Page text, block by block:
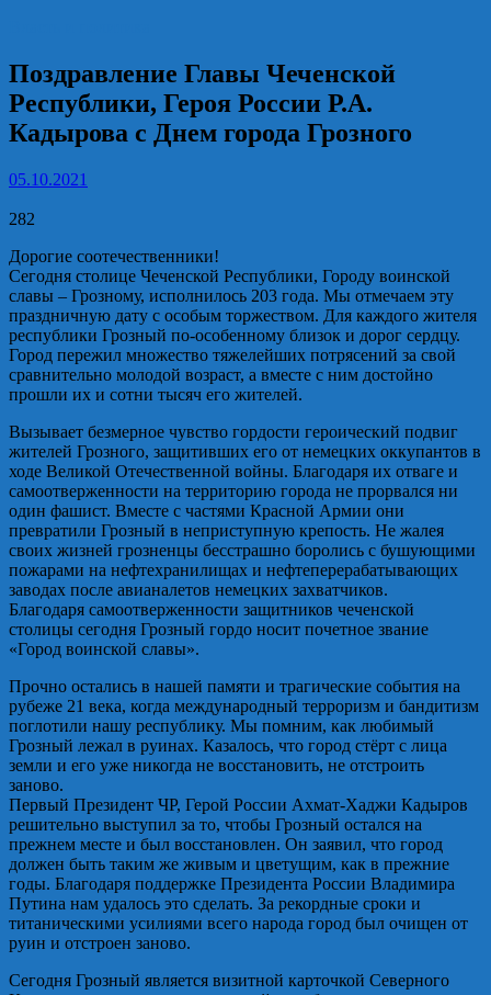
Поздравление Главы Чеченской
Республики, Героя России Р.А.
Кадырова с Днем города Грозного
05.10.2021
282
Дорогие соотечественники!
Сегодня столице Чеченской Республики, Городу воинской
славы – Грозному, исполнилось 203 года. Мы отмечаем эту
праздничную дату с особым торжеством. Для каждого жителя
республики Грозный по-особенному близок и дорог сердцу.
Город пережил множество тяжелейших потрясений за свой
сравнительно молодой возраст, а вместе с ним достойно
прошли их и сотни тысяч его жителей.
Вызывает безмерное чувство гордости героический подвиг
жителей Грозного, защитивших его от немецких оккупантов в
ходе Великой Отечественной войны. Благодаря их отваге и
самоотверженности на территорию города не прорвался ни
один фашист. Вместе с частями Красной Армии они
превратили Грозный в неприступную крепость. Не жалея
своих жизней грозненцы бесстрашно боролись с бушующими
пожарами на нефтехранилищах и нефтеперерабатывающих
заводах после авианалетов немецких захватчиков.
Благодаря самоотверженности защитников чеченской
столицы сегодня Грозный гордо носит почетное звание
«Город воинской славы».
Прочно остались в нашей памяти и трагические события на
рубеже 21 века, когда международный терроризм и бандитизм
поглотили нашу республику. Мы помним, как любимый
Грозный лежал в руинах. Казалось, что город стёрт с лица
земли и его уже никогда не восстановить, не отстроить
заново.
Первый Президент ЧР, Герой России Ахмат-Хаджи Кадыров
решительно выступил за то, чтобы Грозный остался на
прежнем месте и был восстановлен. Он заявил, что город
должен быть таким же живым и цветущим, как в прежние
годы. Благодаря поддержке Президента России Владимира
Путина нам удалось это сделать. За рекордные сроки и
титаническими усилиями всего народа город был очищен от
руин и отстроен заново.
Сегодня Грозный является визитной карточкой Северного